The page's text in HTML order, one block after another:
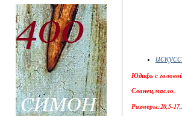
Юдифь с
Сланец,масло.
Размеры:20,5-